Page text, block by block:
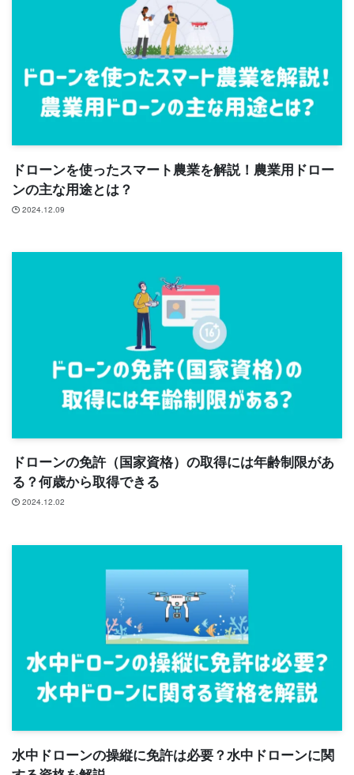
ドローンを使ったスマート農業を解説！農業用ドロー
ンの主な用途とは？
2024.12.09
ドローンの免許（国家資格）の取得には年齢制限があ
る？何歳から取得できる
2024.12.02
水中ドローンの操縦に免許は必要？水中ドローンに関